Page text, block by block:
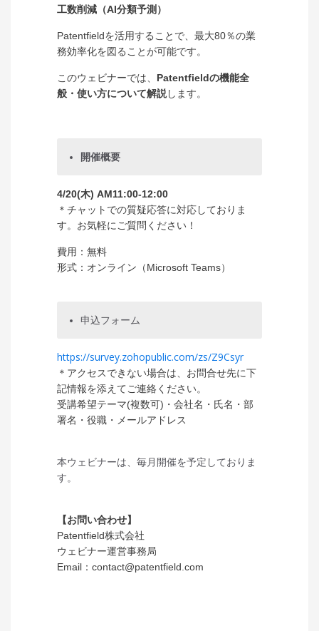
工数削減（AI分類予測）
Patentfieldを活用することで、最大80％の業
務効率化を図ることが可能です。
このウェビナーでは、 Patentfieldの機能全
般・使い方について解説します。
開催概要
4/20(木) AM11:00-12:00
＊チャットでの質疑応答に対応しておりま
す。お気軽にご質問ください！
費用：無料
形式：オンライン（Microsoft Teams）
申込フォーム
https://survey.zohopublic.com/zs/Z9Csyr
＊アクセスできない場合は、お問合せ先に下
記情報を添えてご連絡ください。
受講希望テーマ(複数可)・会社名・氏名・部
署名・役職・メールアドレス
本ウェビナーは、毎月開催を予定しておりま
す。
【お問い合わせ】
Patentfield株式会社
ウェビナー運営事務局
Email：contact@patentfield.com